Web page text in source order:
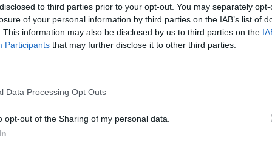
to third parties prior to your opt-out. You may separately
of your personal information by third parties on the IAB’s list of
This information may also be disclosed by us to third parties on the
Participants that may further disclose it to other third parties.
Data Processing Opt Outs
opt-out of the Sharing of my personal data.